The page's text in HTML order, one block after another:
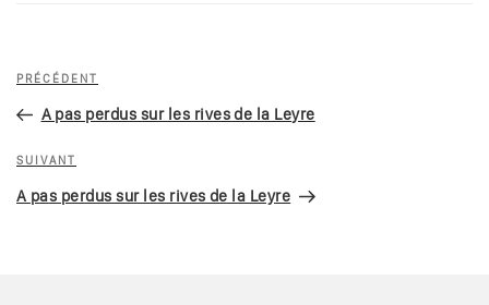
Navigation
l’article
Article
précédent
PRÉCÉDENT
A pas perdus sur les rives de la Leyre
Article
suivant
SUIVANT
A pas perdus sur les rives de la Leyre